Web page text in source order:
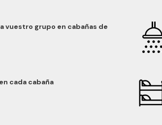
vuestro grupo en cabañas de
cada cabaña